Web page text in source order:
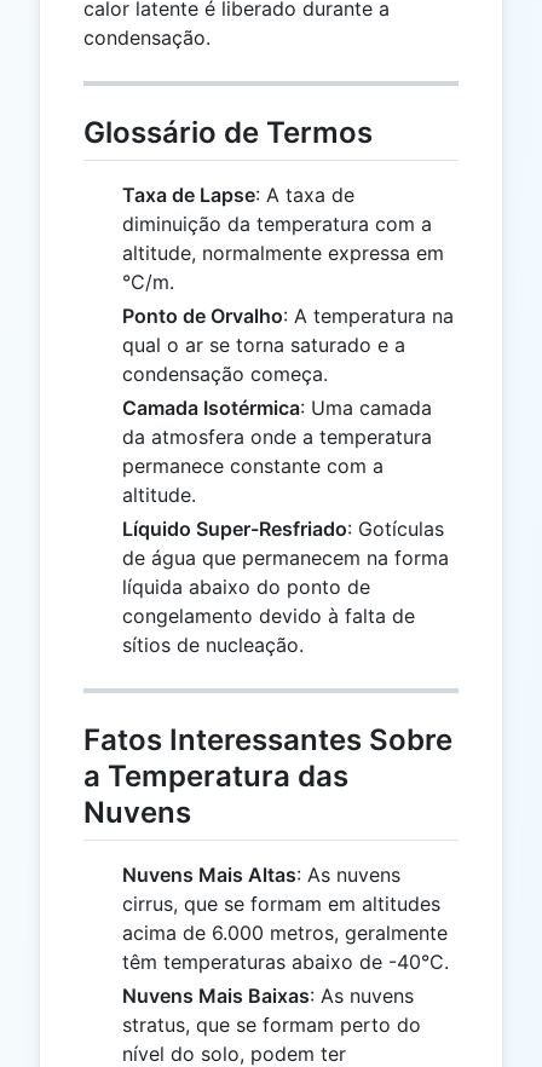
calor latente é liberado durante a
condensação.
Glossário de Termos
Taxa de Lapse: A taxa de
diminuição da temperatura com a
altitude, normalmente expressa em
°C/m.
Ponto de Orvalho: A temperatura na
qual o ar se torna saturado e a
condensação começa.
Camada Isotérmica: Uma camada
da atmosfera onde a temperatura
permanece constante com a
altitude.
Líquido Super-Resfriado: Gotículas
de água que permanecem na forma
líquida abaixo do ponto de
congelamento devido à falta de
sítios de nucleação.
Fatos Interessantes Sobre
a Temperatura das
Nuvens
Nuvens Mais Altas: As nuvens
cirrus, que se formam em altitudes
acima de 6.000 metros, geralmente
têm temperaturas abaixo de -40°C.
Nuvens Mais Baixas: As nuvens
stratus, que se formam perto do
nível do solo, podem ter